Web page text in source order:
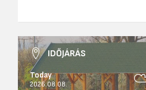
IDŐJÁRÁS
Today
2026.08.08.